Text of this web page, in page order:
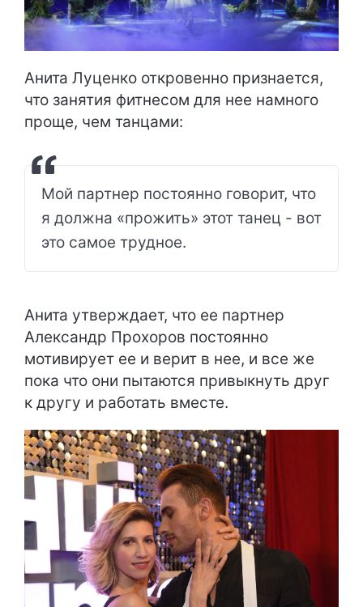
Анита Луценко откровенно признается,
что занятия фитнесом для нее намного
проще, чем танцами:
Мой партнер постоянно говорит, что
я должна «прожить» этот танец - вот
это самое трудное.
Анита утверждает, что ее партнер
Александр Прохоров постоянно
мотивирует ее и верит в нее, и все же
пока что они пытаются привыкнуть друг
к другу и работать вместе.